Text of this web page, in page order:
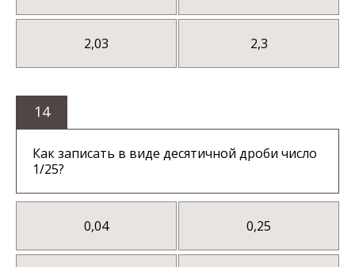
2,03 2,3
14
Как записать в виде десятичной дроби число
1/25?
0,04 0,25